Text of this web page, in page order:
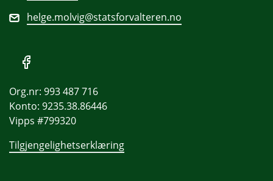
helge.molvig@statsforvalteren.no
Org.nr: 993 487 716
Konto: 9235.38.86446
Vipps #799320
Tilgjengelighetserklæring